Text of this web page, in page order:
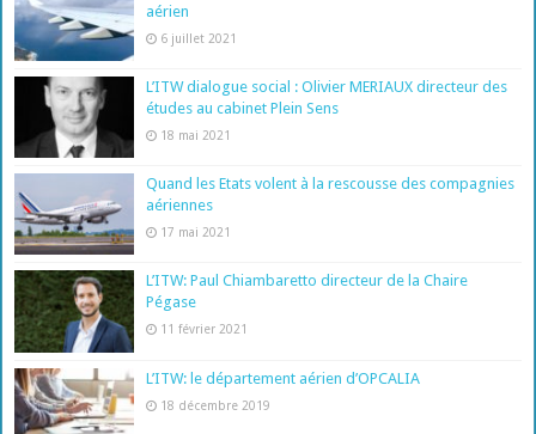
aérien
6 juillet 2021
L’ITW dialogue social : Olivier MERIAUX directeur des
études au cabinet Plein Sens
18 mai 2021
Quand les Etats volent à la rescousse des compagnies
aériennes
17 mai 2021
L’ITW: Paul Chiambaretto directeur de la Chaire
Pégase
11 février 2021
L’ITW: le département aérien d’OPCALIA
18 décembre 2019